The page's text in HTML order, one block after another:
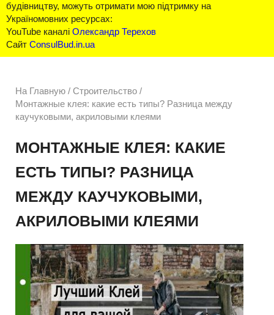
будівництву, можуть отримати мою підтримку на
Україномовних ресурсах:
YouTube каналі Олександр Терехов
Сайт ConsulBud.in.ua
На Главную / Строительство /
Монтажные клея: какие есть типы? Разница между
каучуковыми, акриловыми клеями
МОНТАЖНЫЕ КЛЕЯ: КАКИЕ
ЕСТЬ ТИПЫ? РАЗНИЦА
МЕЖДУ КАУЧУКОВЫМИ,
АКРИЛОВЫМИ КЛЕЯМИ